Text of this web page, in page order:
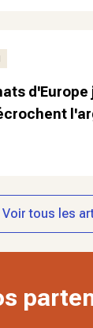
d'Europe
Voir tous les